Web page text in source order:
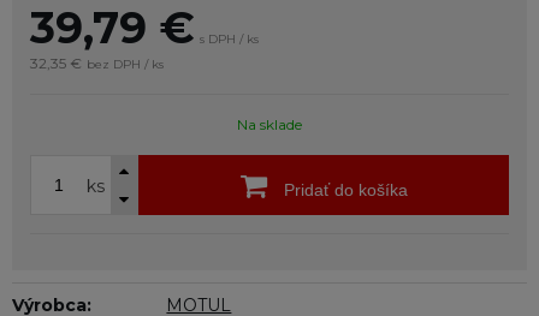
39,79 € s DPH / ks
32,35 € bez DPH / ks
Na sklade
ks Pridať do košíka
Výrobca: MOTUL